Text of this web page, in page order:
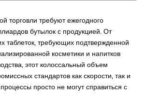
торговли требуют ежегодного
бутылок с продукцией. От
таблеток, требующих подтвержденной
косметики и напитков
этот колоссальный объем
стандартов как скорости, так и
просто не могут справиться с